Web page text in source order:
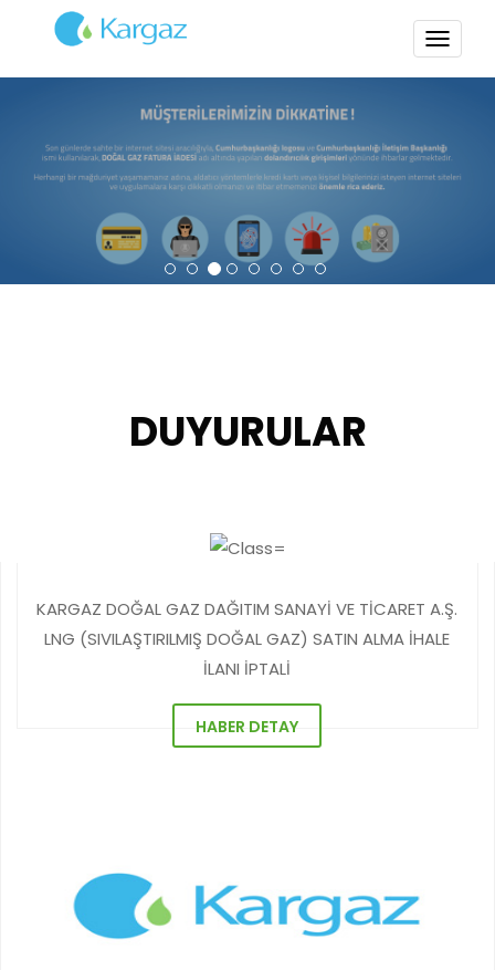
DUYURULAR
KARGAZ DOĞAL GAZ DAĞITIM SANAYİ VE TİCARET A.Ş.
LNG (SIVILAŞTIRILMIŞ DOĞAL GAZ) SATIN ALMA İHALE
İLANI İPTALİ
HABER DETAY